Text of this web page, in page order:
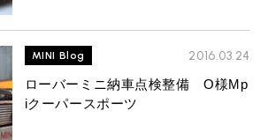
MINI Blog
2016.03.24
ローバーミニ納車点検整備 O様Mp
iクーパースポーツ